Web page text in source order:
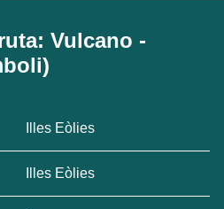
Vulcano -
Illes Eòlies
Illes Eòlies